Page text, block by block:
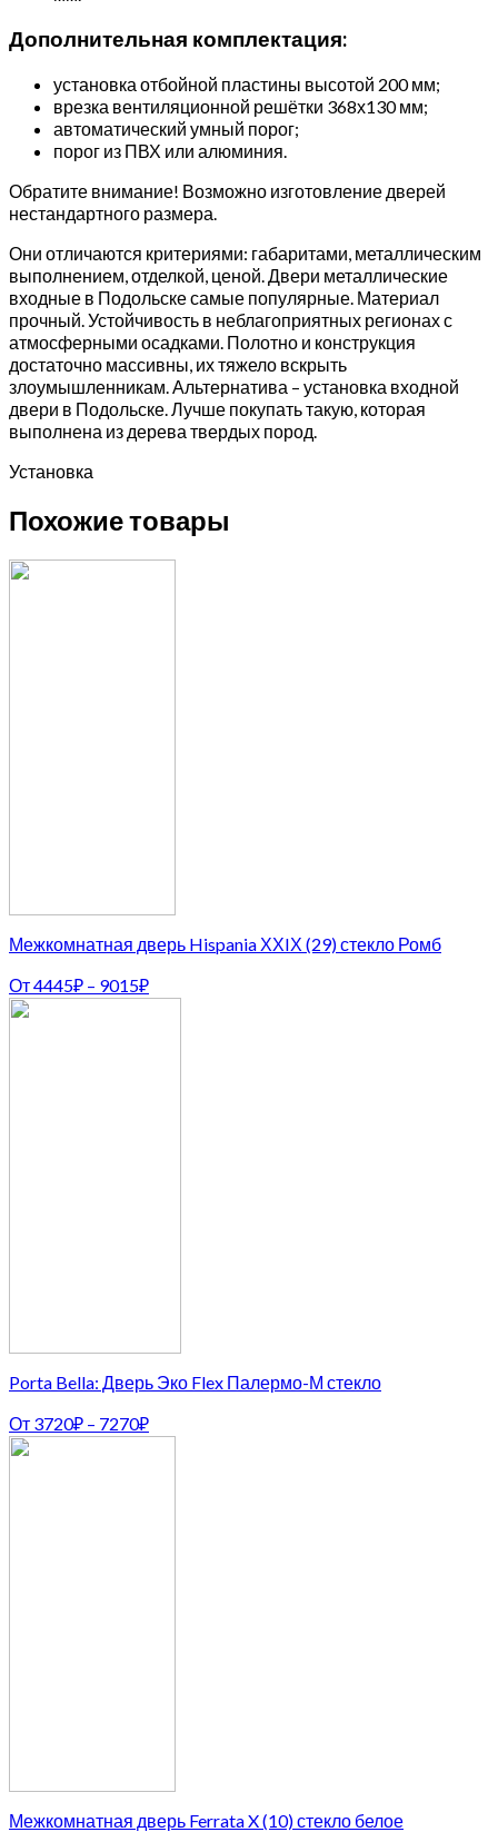
Дополнительная комплектация:
установка отбойной пластины высотой 200 мм;
врезка вентиляционной решётки 368х130 мм;
автоматический умный порог;
порог из ПВХ или алюминия.
Обратите внимание! Возможно изготовление дверей
нестандартного размера.
Они отличаются критериями: габаритами, металлическим
выполнением, отделкой, ценой. Двери металлические
входные в Подольске самые популярные. Материал
прочный. Устойчивость в неблагоприятных регионах с
атмосферными осадками. Полотно и конструкция
достаточно массивны, их тяжело вскрыть
злоумышленникам. Альтернатива – установка входной
двери в Подольске. Лучше покупать такую, которая
выполнена из дерева твердых пород.
Установка
Похожие товары
Межкомнатная дверь Hispania ХХIХ (29) стекло Ромб
От4445₽ – 9015₽
Porta Bella: Дверь Эко Flex Палермо-М стекло
От 3720₽ – 7270₽
Межкомнатная дверь Ferrata X (10) стекло белое